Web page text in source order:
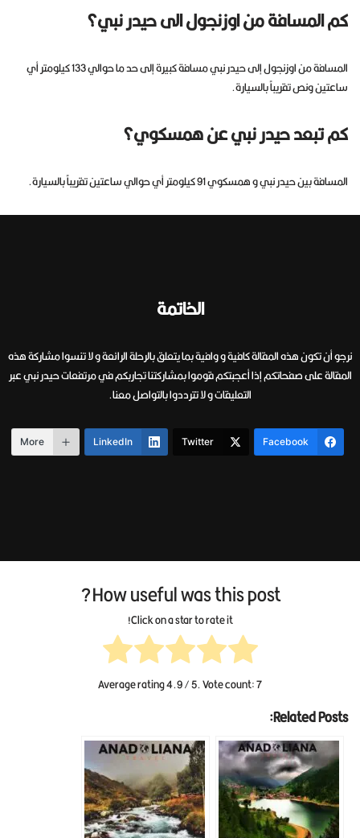
كم المسافة من اوزنجول الى حيدر نبي؟
المسافة من اوزنجول إلى حيدر نبي مسافة كبيرة إلى حد ما حوالي 133 كيلومتر أي
ساعتين ونص تقريباً بالسيارة.
كم تبعد حيدر نبي عن همسكوي؟
المسافة بين حيدر نبي و همسكوي 91 كيلومتر أي حوالي ساعتين تقريباً بالسيارة.
الخاتمة
نرجو أن تكون هذه المقالة كافية و وافية بما يتعلق بالرحلة الرائعة و لا تنسوا مشاركة هذه
المقالة على صفحاتكم إذا أعجبتكم قوموا بمشاركتنا تجاربكم في مرتفعات حيدر نبي عبر
التعليقات و لا تترددوا بالتواصل معنا.
Facebook
Twitter
LinkedIn
More
How useful was this post?
Click on a star to rate it!
Average rating4.9/ 5. Vote count:7
Related Posts: